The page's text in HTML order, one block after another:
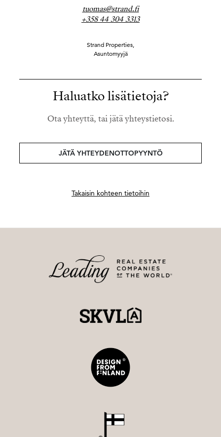
tuomas@strand.fi
+358 44 304 3313
Strand Properties,
Asuntomyyjä
Haluatko lisätietoja?
Ota yhteyttä, tai jätä yhteystietosi.
JÄTÄ YHTEYDENOTTOPYYNTÖ
Takaisin kohteen tietoihin